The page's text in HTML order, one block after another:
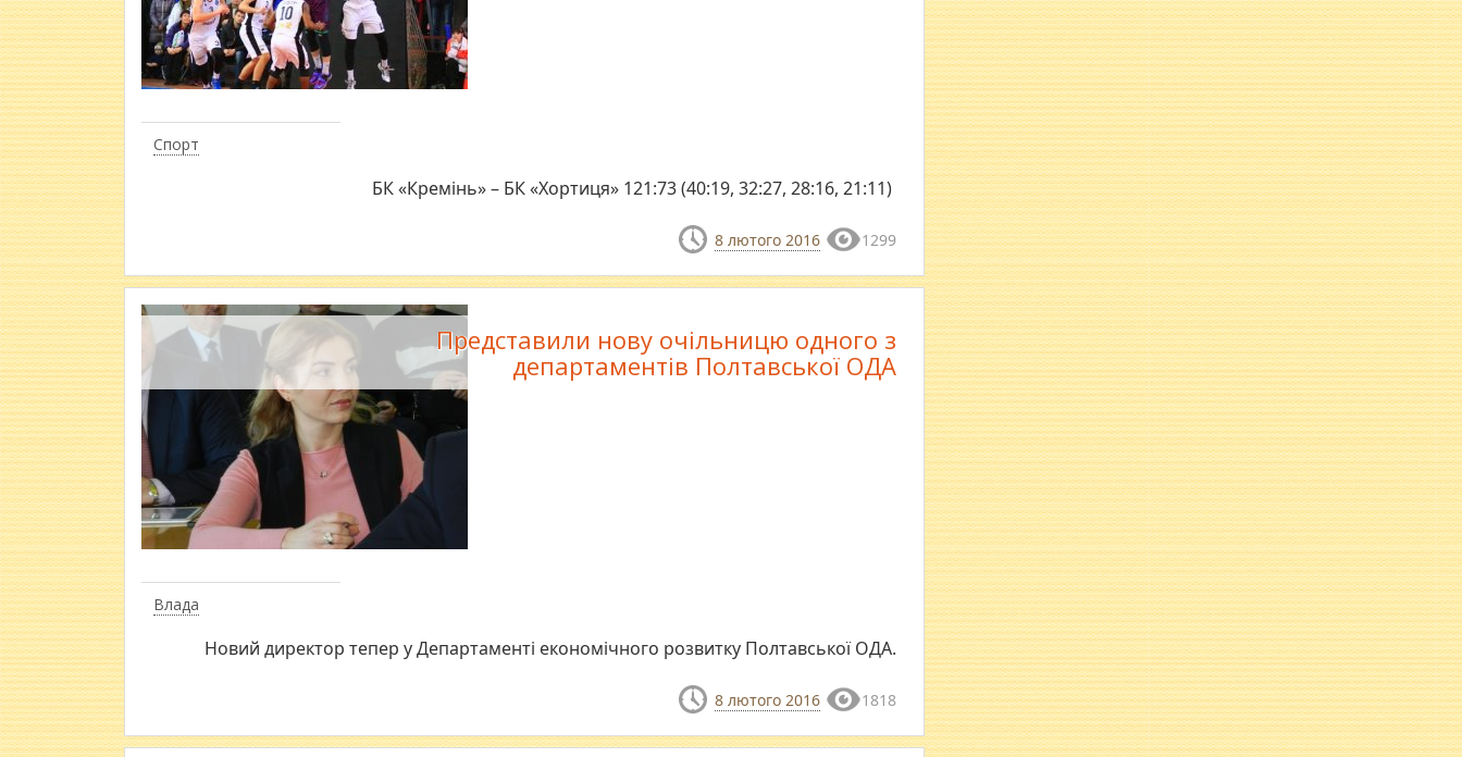
Спорт
БК «Кремінь» – БК «Хортиця» 121:73 (40:19, 32:27, 28:16, 21:11)
8 лютого 2016 1299
Влада
Представили нову очільницю одного з
департаментів Полтавської ОДА
Новий директор тепер у Департаменті економічного розвитку Полтавської ОДА.
8 лютого 2016 1818